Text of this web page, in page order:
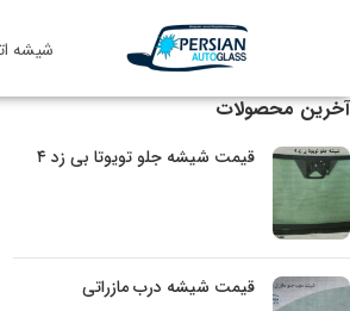
شیشه
آخرین‌ محصولات
قیمت شیشه جلو تویوتا بی زد ۴
قیمت شیشه درب مازراتی